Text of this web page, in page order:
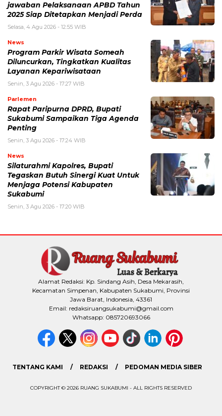
jawaban Pelaksanaan APBD Tahun
2025 Siap Ditetapkan Menjadi Perda
Selasa, 4 Agu 2026 - 12:55 WIB
News
Program Parkir Wisata Someah
Diluncurkan, Tingkatkan Kualitas
Layanan Kepariwisataan
Senin, 3 Agu 2026 - 17:27 WIB
Parlemen
Rapat Paripurna DPRD, Bupati
Sukabumi Sampaikan Tiga Agenda
Penting
Senin, 3 Agu 2026 - 17:24 WIB
News
Silaturahmi Kapolres, Bupati
Tegaskan Butuh Sinergi Kuat Untuk
Menjaga Potensi Kabupaten
Sukabumi
Senin, 3 Agu 2026 - 17:20 WIB
Alamat Redaksi: Kp. Sindang Asih, Desa Mekarasih,
Kecamatan Simpenan, Kabupaten Sukabumi, Provinsi
Jawa Barat, Indonesia, 43361
Email: redaksiruangsukabumi@gmail.com
Whatsapp: 085720693066
TENTANG KAMI REDAKSI PEDOMAN MEDIA SIBER
COPYRIGHT © 2026 RUANG SUKABUMI - ALL RIGHTS RESERVED